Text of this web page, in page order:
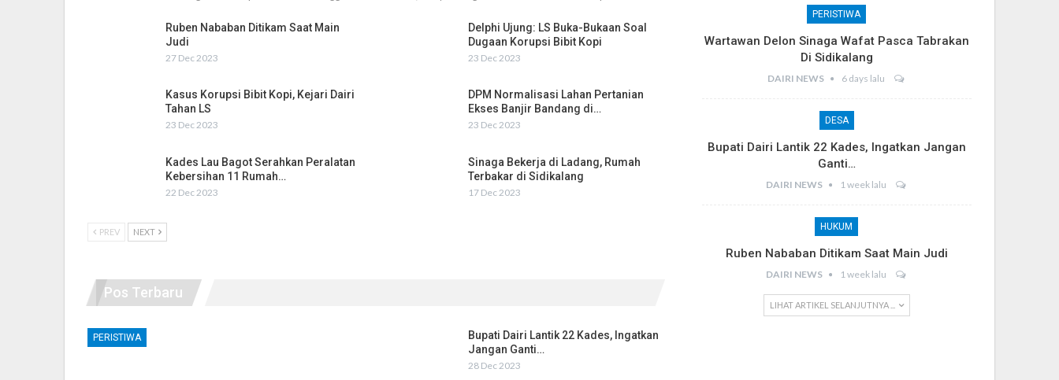
Ruben Nababan Ditikam Saat Main
Judi
27 Dec 2023
Delphi Ujung: LS Buka-Bukaan Soal
Dugaan Korupsi Bibit Kopi
23 Dec 2023
Kasus Korupsi Bibit Kopi, Kejari Dairi
Tahan LS
23 Dec 2023
DPM Normalisasi Lahan Pertanian
Ekses Banjir Bandang di…
23 Dec 2023
Kades Lau Bagot Serahkan Peralatan
Kebersihan 11 Rumah…
22 Dec 2023
Sinaga Bekerja di Ladang, Rumah
Terbakar di Sidikalang
17 Dec 2023
PREV NEXT
Pos Terbaru
PERISTIWA
Bupati Dairi Lantik 22 Kades, Ingatkan
Jangan Ganti…
28 Dec 2023
PERISTIWA
Wartawan Delon Sinaga Wafat Pasca Tabrakan
Di Sidikalang
DAIRI NEWS 6 days lalu
DESA
Bupati Dairi Lantik 22 Kades, Ingatkan Jangan
Ganti…
DAIRI NEWS 1 week lalu
HUKUM
Ruben Nababan Ditikam Saat Main Judi
DAIRI NEWS 1 week lalu
LIHAT ARTIKEL SELANJUTNYA ...